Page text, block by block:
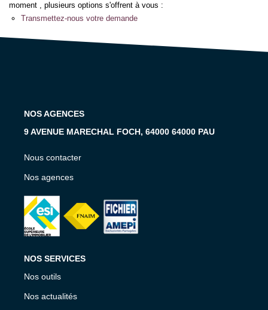
Nos Partenaires
ACTUALITÉS
moment , plusieurs options s'offrent à vous :
Transmettez-nous votre demande
NOS AGENCES
9 AVENUE MARECHAL FOCH, 64000 64000 PAU
Nous contacter
Nos agences
NOS SERVICES
Nos outils
Nos actualités